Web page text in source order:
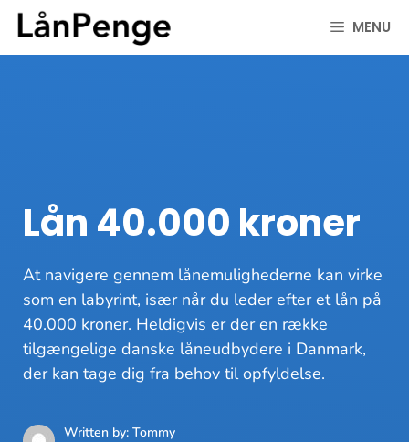
Hop
indhold
MENU
Lån 40.000 kroner
At navigere gennem lånemulighederne kan virke
som en labyrint, især når du leder efter et lån på
40.000 kroner. Heldigvis er der en række
tilgængelige danske låneudbydere i Danmark,
der kan tage dig fra behov til opfyldelse.
Written by: Tommy